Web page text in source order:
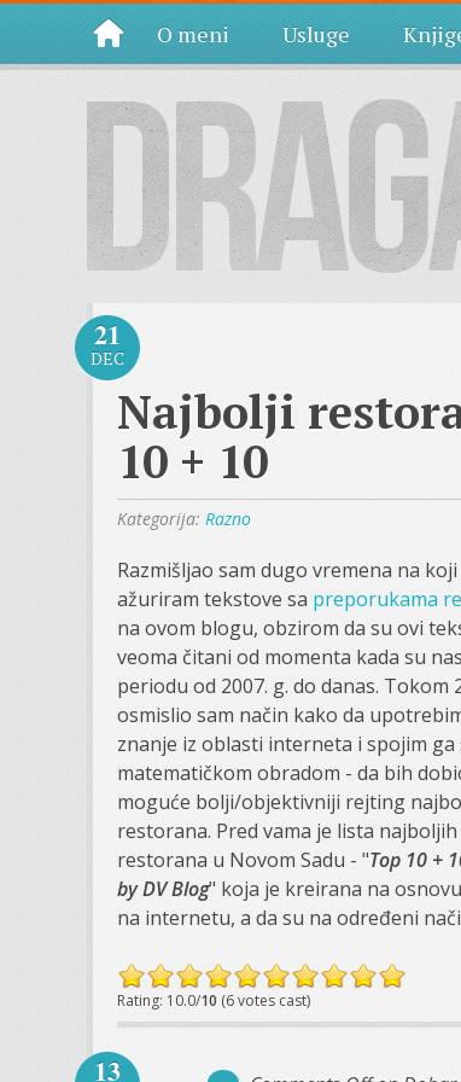
O meni Usluge
21
DEC
Najbolji
10 + 10
Kategorija: Razno
Razmišljao sam dugo vremena na
ažuriram tekstove sa preporukama
na ovom blogu, obzirom da su ovi
veoma čitani od momenta kada su
periodu od 2007. g. do danas. Tokom
osmislio sam način kako da
znanje iz oblasti interneta i spojim ga
matematičkom obradom - da bih
moguće bolji/objektivniji rejting
restorana. Pred vama je lista najboljih
restorana u Novom Sadu - "Top 10 +
by DV Blog" koja je kreirana na
na internetu, a da su na određeni
Rating: 10.0/10 (6 votes cast)
13